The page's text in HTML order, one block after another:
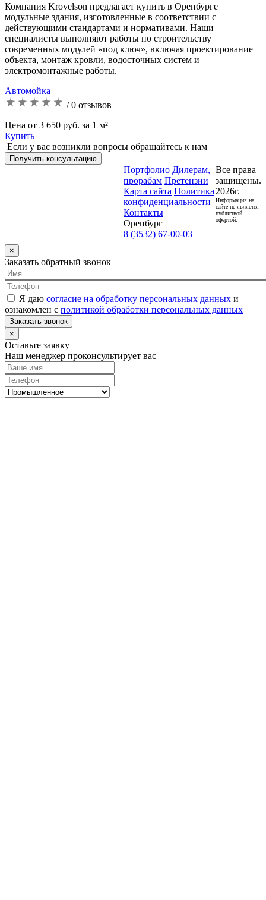
Компания Krovelson предлагает купить в Оренбурге
модульные здания, изготовленные в соответствии с
действующими стандартами и нормативами. Наши
специалисты выполняют работы по строительству
современных модулей «под ключ», включая проектирование
объекта, монтаж кровли, водосточных систем и
электромонтажные работы.
Автомойка
/ 0 отзывов
Цена от 3 650 руб. за 1 м²
Купить
Если у вас возникли вопросы обращайтесь к нам
Получить консультацию
Портфолио Дилерам,
прорабам Претензии
Карта сайта Политика
конфиденциальности
Контакты
Оренбург
8 (3532) 67-00-03
Все права
защищены.
2026г.
Информация на
сайте не является
публичной
офертой.
×
Заказать обратный звонок
Я даю согласие на обработку персональных данных и
ознакомлен с политикой обработки персональных данных
Заказать звонок
×
Оставьте заявку
Наш менеджер проконсультирует вас